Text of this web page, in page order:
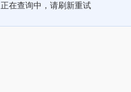
正在查询中，请刷新重试